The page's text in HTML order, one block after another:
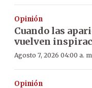
Opinión
Cuando las
vuelven
Agosto 7, 2026 04:00 a.
Opinión